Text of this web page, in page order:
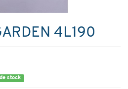
4L190
stock